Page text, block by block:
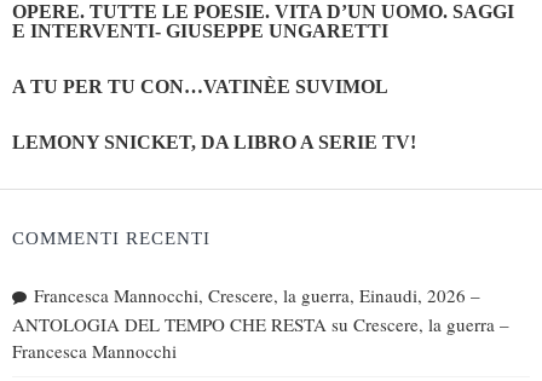
OPERE. TUTTE LE POESIE. VITA D’UN UOMO. SAGGI
E INTERVENTI- GIUSEPPE UNGARETTI
A TU PER TU CON…VATINÈE SUVIMOL
LEMONY SNICKET, DA LIBRO A SERIE TV!
COMMENTI RECENTI
Francesca Mannocchi, Crescere, la guerra, Einaudi, 2026 –
ANTOLOGIA DEL TEMPO CHE RESTA su Crescere, la guerra –
Francesca Mannocchi